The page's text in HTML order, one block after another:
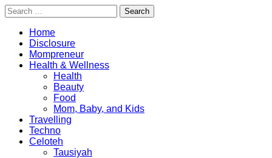
Search
for:
Home
Disclosure
Mompreneur
Health & Wellness
Health
Beauty
Food
Mom, Baby, and Kids
Travelling
Techno
Celoteh
Tausiyah